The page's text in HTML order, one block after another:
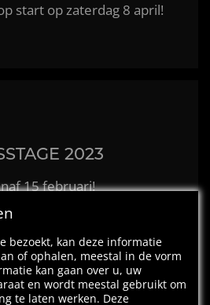
start op zaterdag 8 april!
2023
15 februari!
bezoekt, kan deze informatie
of ophalen, meestal in de vorm
kan gaan over u, uw
en wordt meestal gebruikt om
te laten werken. Deze